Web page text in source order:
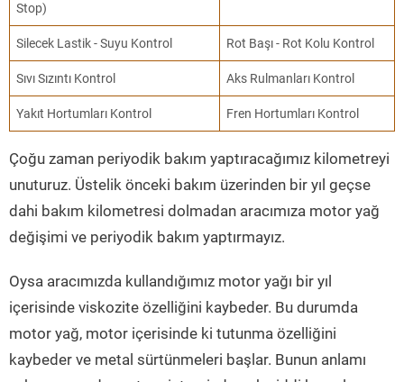
Stop)
Silecek Lastik - Suyu Kontrol Rot Başı - Rot Kolu Kontrol
Sıvı Sızıntı Kontrol Aks Rulmanları Kontrol
Yakıt Hortumları Kontrol Fren Hortumları Kontrol
Çoğu zaman periyodik bakım yaptıracağımız kilometreyi
unuturuz. Üstelik önceki bakım üzerinden bir yıl geçse
dahi bakım kilometresi dolmadan aracımıza motor yağ
değişimi ve periyodik bakım yaptırmayız.
Oysa aracımızda kullandığımız motor yağı bir yıl
içerisinde viskozite özelliğini kaybeder. Bu durumda
motor yağ, motor içerisinde ki tutunma özelliğini
kaybeder ve metal sürtünmeleri başlar. Bunun anlamı